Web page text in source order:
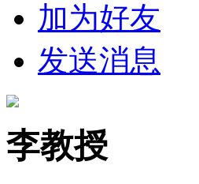
加为好友
发送消息
李教授